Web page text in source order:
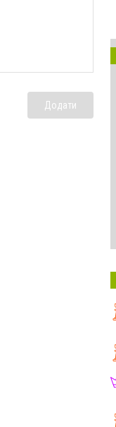
Додати